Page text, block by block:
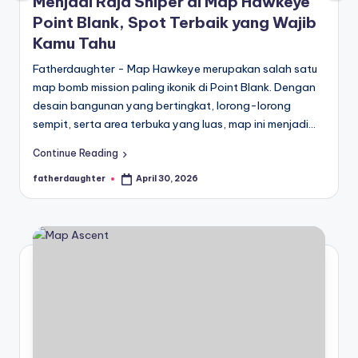
-
S
p
o
r
t
s
analisis,
dan
liputan
seputar
dunia
e-
sport
dan
kompetitif.
Point Blank, Spot Terbaik yang Wajib
Kamu Tahu
Fatherdaughter - Map Hawkeye merupakan salah satu
map bomb mission paling ikonik di Point Blank. Dengan
desain bangunan yang bertingkat, lorong-lorong
sempit, serta area terbuka yang luas, map ini menjadi…
Continue Reading
Posted
fatherdaughter April 30, 2026